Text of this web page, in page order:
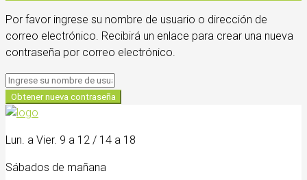
Por favor ingrese su nombre de usuario o dirección de
correo electrónico. Recibirá un enlace para crear una nueva
contraseña por correo electrónico.
Obtener nueva contraseña
Lun. a Vier. 9 a 12 / 14 a 18
Sábados de mañana